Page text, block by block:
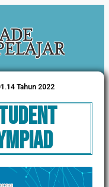
Tahun 2022